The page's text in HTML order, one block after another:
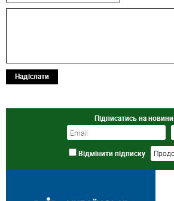
Надіслати
Підписатись на новини
Відмінити підписку